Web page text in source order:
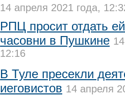
14 апреля 2021 года,
РПЦ просит отдать
часовни в Пушкине
12:16
В Туле пресекли
иеговистов 14 апреля